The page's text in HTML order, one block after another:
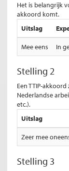
Het is belangrijk
akkoord komt.
Uitslag
Mee eens In
Stelling 2
Een TTIP-
Nederlandse
etc.).
Uitslag
Zeer mee
Stelling 3